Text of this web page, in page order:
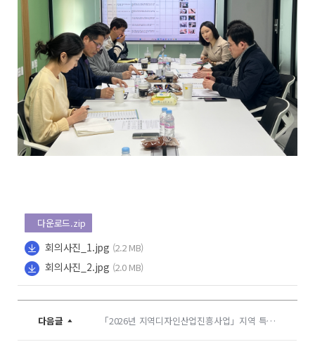
다운로드.zip
회의사진_1.jpg (2.2 MB)
회의사진_2.jpg (2.0 MB)
다음글 「2026년 지역디자인산업진흥사업」지역 특화산업 아이디어 발굴・선정 및 기술검증 연구위원회